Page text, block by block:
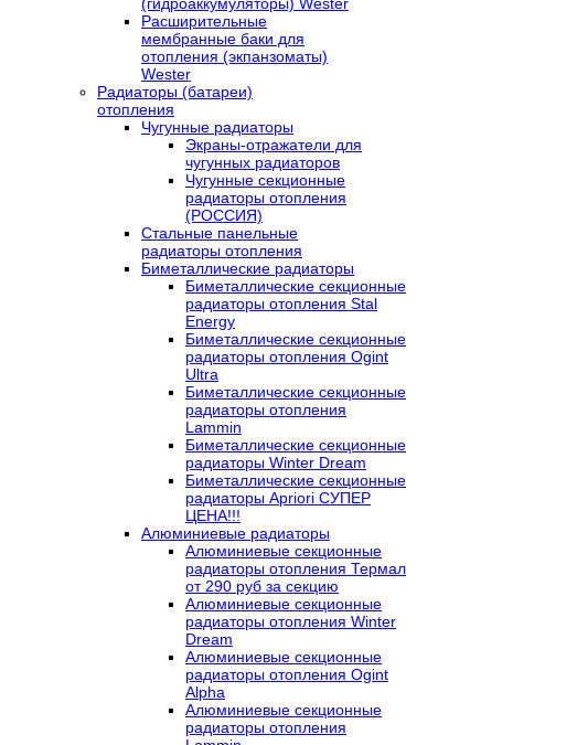
Расширительные
мембранные баки для
отопления (экпанзоматы)
Wester
Радиаторы (батареи)
отопления
Чугунные радиаторы
Экраны-отражатели для
чугунных радиаторов
Чугунные секционные
радиаторы отопления
(РОССИЯ)
Стальные панельные
радиаторы отопления
Биметаллические радиаторы
Биметаллические секционные
радиаторы отопления Stal
Energy
Биметаллические секционные
радиаторы отопления Ogint
Ultra
Биметаллические секционные
радиаторы отопления
Lammin
Биметаллические секционные
радиаторы Winter Dream
Биметаллические секционные
радиаторы Apriori СУПЕР
ЦЕНА!!!
Алюминиевые радиаторы
Алюминиевые секционные
радиаторы отопления Термал
от 290 руб за секцию
Алюминиевые секционные
радиаторы отопления Winter
Dream
Алюминиевые секционные
радиаторы отопления Ogint
Alpha
Алюминиевые секционные
радиаторы отопления